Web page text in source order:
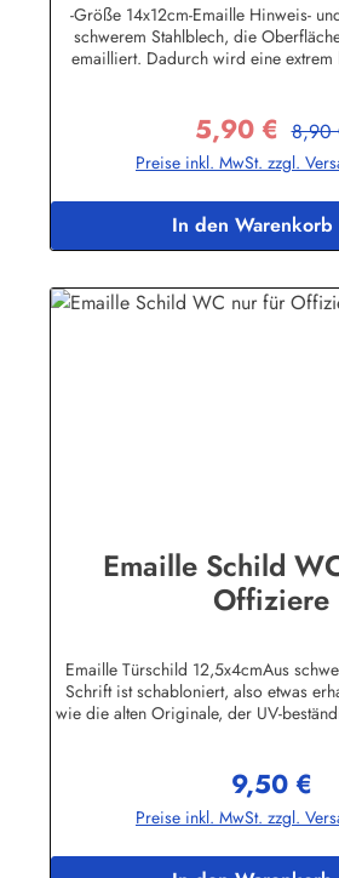
-Größe 14x12cm-Emaille Hinweis-
schwerem Stahlblech, die
emailliert. Dadurch wird eine extrem
enthalten sind, dürfen nur lose
die Lackierung abplatzen kann-Die
auch nach Wunsch gefertigt
Binikowski e.K.Meddenwarf
Verkaufspreis:
5,90 € 8,90
Preise inkl. MwSt. zzgl.
In den Warenkorb
Emaille Schild
Offiziere
Emaille Türschild 12,5x4cmAus
Schrift ist schabloniert, also etwas
wie die alten Originale, der UV-
garantiert! Bitte die Schrauben nicht zu
die Lackierung abplatzen
Regulärer
9,50 €
Preise inkl. MwSt. zzgl.